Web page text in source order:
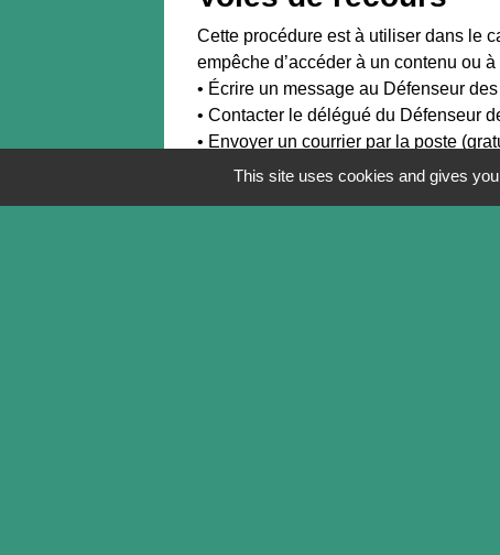
Cette procédure est à utiliser dans le
empêche d’accéder à un contenu ou
• Écrire un message au Défenseur
• Contacter le délégué du Défenseur
• Envoyer un courrier par la poste
This site uses cookies and gives